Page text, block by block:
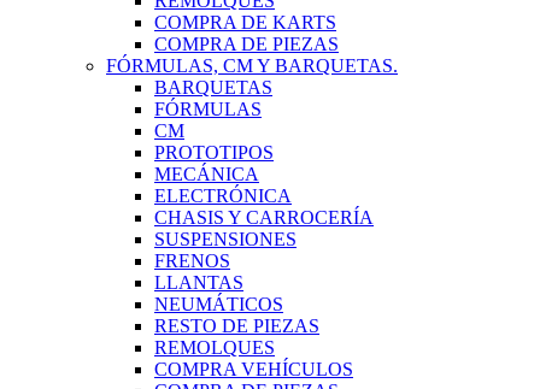
COMPRA DE KARTS
COMPRA DE PIEZAS
FÓRMULAS, CM Y BARQUETAS.
BARQUETAS
FÓRMULAS
CM
PROTOTIPOS
MECÁNICA
ELECTRÓNICA
CHASIS Y CARROCERÍA
SUSPENSIONES
FRENOS
LLANTAS
NEUMÁTICOS
RESTO DE PIEZAS
REMOLQUES
COMPRA VEHÍCULOS